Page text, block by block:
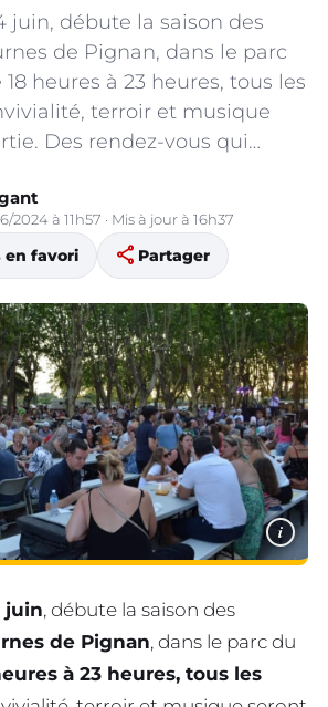
juin, débute la saison des
de Pignan, dans le parc
heures à 23 heures, tous les
terroir et musique
Des rendez-vous qui…
2024 à 11h57 · Mis à jour à 16h37
en favori share Partager
i
juin, débute la saison des
de Pignan, dans le parc du
à 23 heures, tous les